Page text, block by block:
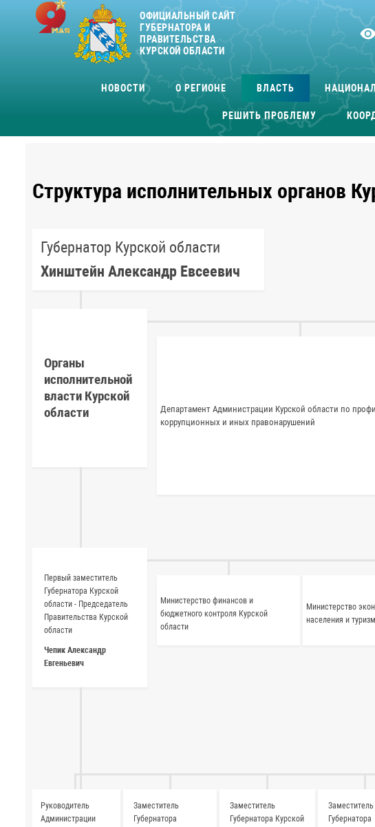
ОФИЦИАЛЬНЫЙ САЙТ
ГУБЕРНАТОРА И
ПРАВИТЕЛЬСТВА
КУРСКОЙ ОБЛАСТИ
НОВОСТИ О РЕГИОНЕ ВЛАСТЬ
РЕШИТЬ ПРОБЛЕМУ
Структура исполнительных органов
Губернатор Курской области
Хинштейн Александр Евсеевич
Органы
исполнительной
власти Курской
области
Департамент Администрации Курской области по
коррупционных и иных правонарушений
Первый заместитель
Губернатора Курской
области - Председатель
Правительства Курской
области
Чепик Александр
Евгеньевич
Руководитель
Администрации
Заместитель
Губернатора
Заместитель
Губернатора Курской
Заместитель
Губернатора
Министерство финансов и
бюджетного контроля Курской
области
Министерство
населения и